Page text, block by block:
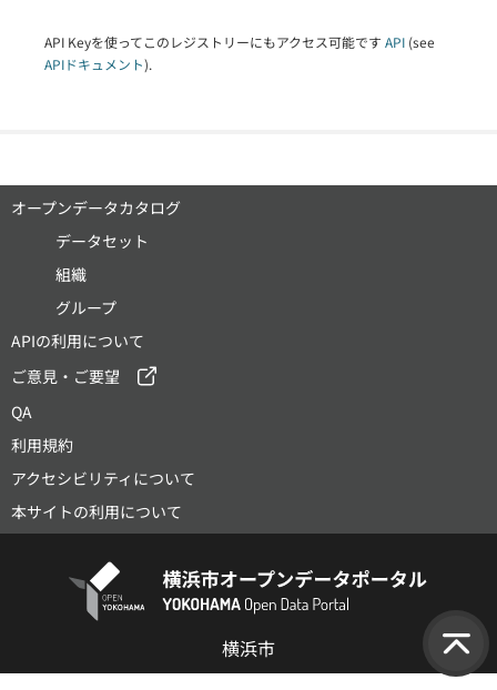
API Keyを使ってこのレジストリーにもアクセス可能です API (see
APIドキュメント).
オープンデータカタログ
データセット
組織
グループ
APIの利用について
ご意見・ご要望
QA
利用規約
アクセシビリティについて
本サイトの利用について
横浜市